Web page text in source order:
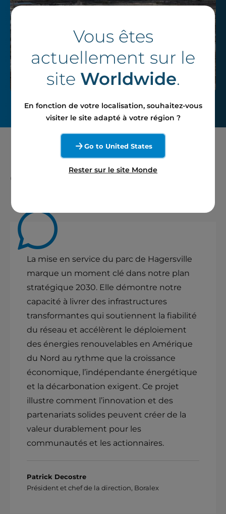
Citation des dirigeants
La mise en service du parc de Hagersville
marque un moment clé dans notre plan
stratégique 2030. Elle démontre notre
capacité à livrer des infrastructures
transformantes qui soutiennent la fiabilité
du réseau et accélèrent le déploiement
des énergies renouvelables en Amérique
du Nord au rythme que la croissance
économique, l’indépendante énergétique
et la décarbonation exigent. Ce projet
illustre comment l’innovation et des
partenariats solides peuvent créer de la
valeur durablement pour les
communautés et les actionnaires.
Patrick Decostre
Président et chef de la direction, Boralex
Vous êtes
actuellement sur le
site Worldwide.
En fonction de votre localisation, souhaitez-vous
visiter le site adapté à votre région ?
Go to United States
Rester sur le site Monde